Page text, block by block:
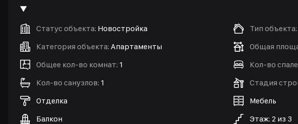
Статус объекта: Новостройка Тип объекта:
Категория объекта: Апартаменты Общая
Общее кол-во комнат: 1 Кол-во
Кол-во санузлов: 1 Стадия
Отделка
Мебель
Балкон
Этаж: 2 из 3